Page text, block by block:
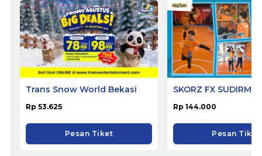
Trans Snow World Bekasi
Rp 53.625
Pesan Tiket
SKORZ FX
Rp 144.000
Pesan Tiket